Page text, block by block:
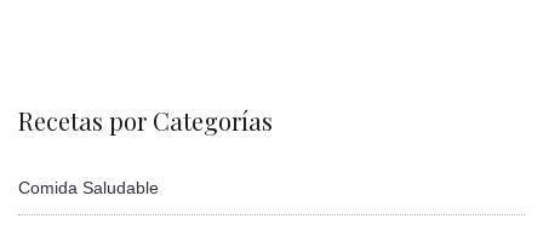
Recetas por Categorías
Comida Saludable